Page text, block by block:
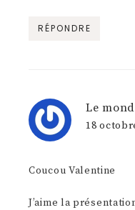
RÉPONDRE
Le
18
Coucou Valentine
J’aime la